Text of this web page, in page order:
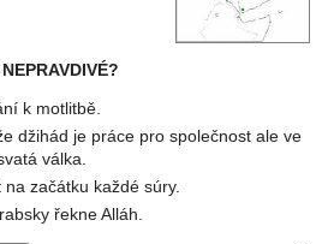
k motlitbě.
džihád je práce pro společnost ale ve
válka.
začátku každé súry.
řekne Alláh.